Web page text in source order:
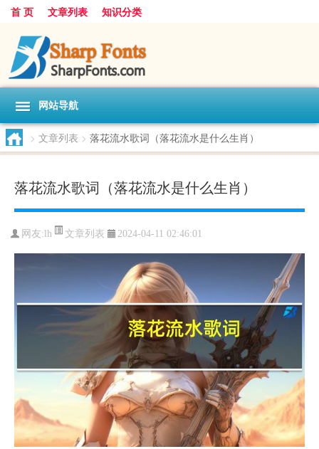
首 页 文章列表 知识分类
网站导航
> 文章列表 > 落花流水歌词（落花流水是什么生肖）
落花流水歌词（落花流水是什么生肖）
网友: lh 文章列表 2024-04-11 02:46:01